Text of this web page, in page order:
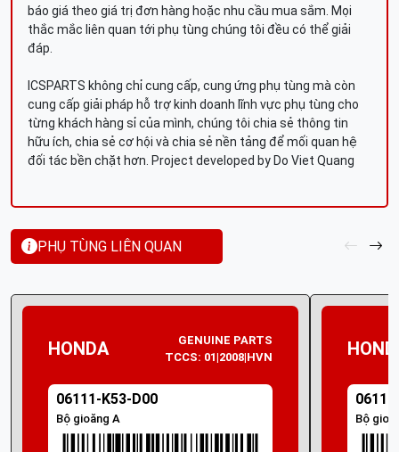
báo giá theo giá trị đơn hàng hoặc nhu cầu mua sắm. Mọi
thắc mắc liên quan tới phụ tùng chúng tôi đều có thể giải
đáp.
ICSPARTS không chỉ cung cấp, cung ứng phụ tùng mà còn
cung cấp giải pháp hỗ trợ kinh doanh lĩnh vực phụ tùng cho
từng khách hàng sỉ của mình, chúng tôi chia sẻ thông tin
hữu ích, chia sẻ cơ hội và chia sẻ nền tảng để mối quan hệ
đối tác bền chặt hơn. Project developed by Do Viet Quang
PHỤ TÙNG LIÊN QUAN
HONDA
GENUINE PARTS
TCCS: 01|2008|HVN
06111-K53-D00
Bộ gioăng A Bộ